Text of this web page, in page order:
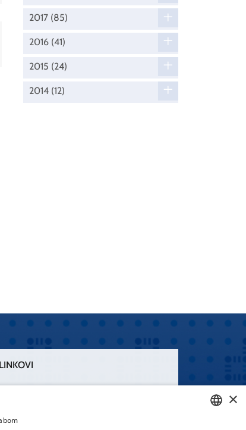
2017 (85)
2016 (41)
2015 (24)
2014 (12)
LINKOVI
×